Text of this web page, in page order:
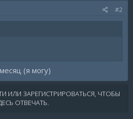
#2
(я могу)
ИЛИ ЗАРЕГИСТРИРОВАТЬСЯ, ЧТОБЫ
ОТВЕЧАТЬ.